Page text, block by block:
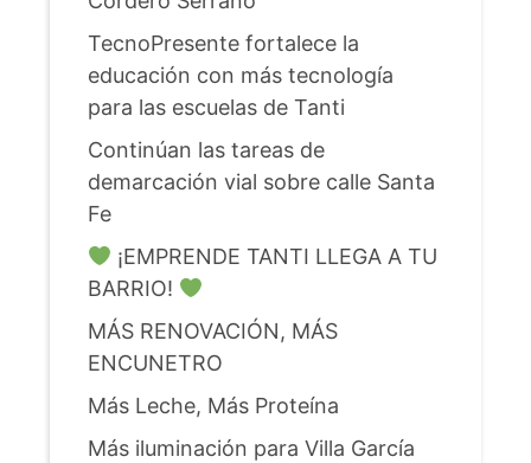
TecnoPresente fortalece la
educación con más tecnología
para las escuelas de Tanti
Continúan las tareas de
demarcación vial sobre calle Santa
Fe
¡EMPRENDE TANTI LLEGA A TU
BARRIO!
MÁS RENOVACIÓN, MÁS
ENCUNETRO
Más Leche, Más Proteína
Más iluminación para Villa García